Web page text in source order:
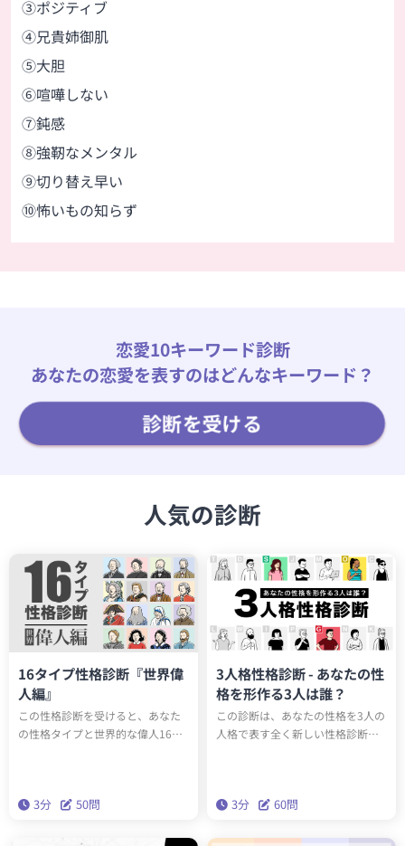
③ポジティブ
④兄貴姉御肌
⑤大胆
⑥喧嘩しない
⑦鈍感
⑧強靭なメンタル
⑨切り替え早い
⑩怖いもの知らず
恋愛10キーワード診断
あなたの恋愛を表すのはどんなキーワード？
診断を受ける
人気の診断
16タイプ性格診断『世界偉
人編』
この性格診断を受けると、あなた
の性格タイプと世界的な偉人16人
性格タイプかもしれません。テス
な一面を発見しましょう。
3分 50問
3人格性格診断 - あなたの性
格を形作る3人は誰？
この診断は、あなたの性格を3人の
人格で表す全く新しい性格診断テ
に最も正確な性格分析理論「ビッ
診断で、本当の性格を深く理解し
3分 60問